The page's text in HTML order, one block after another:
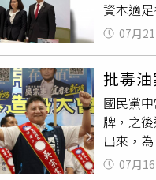
數網友
資本適
相關法
檢折抵
山人壽
上正式
壽上半
得實現
上半年
投資配
07月
批毒
國民黨
牌，之
出來，
重，比
07月